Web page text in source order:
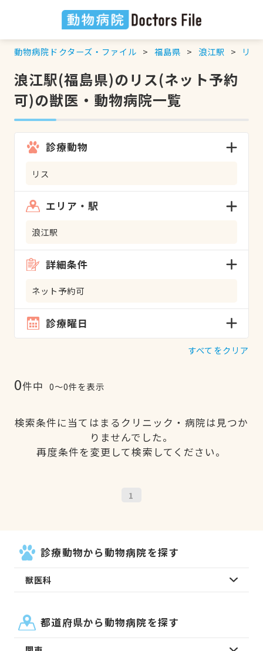
動物病院ドクターズ・ファイル 福島県 浪江駅 リス
浪江駅(福島県)のリス(ネット予約
可)の獣医・動物病院一覧
診療動物
リス
エリア・駅
浪江駅
詳細条件
ネット予約可
診療曜日
すべてをクリア
0件中 0〜0件を表示
検索条件に当てはまるクリニック・病院は見つか
りませんでした。
再度条件を変更して検索してください。
1
診療動物から動物病院を探す
獣医科
都道府県から動物病院を探す